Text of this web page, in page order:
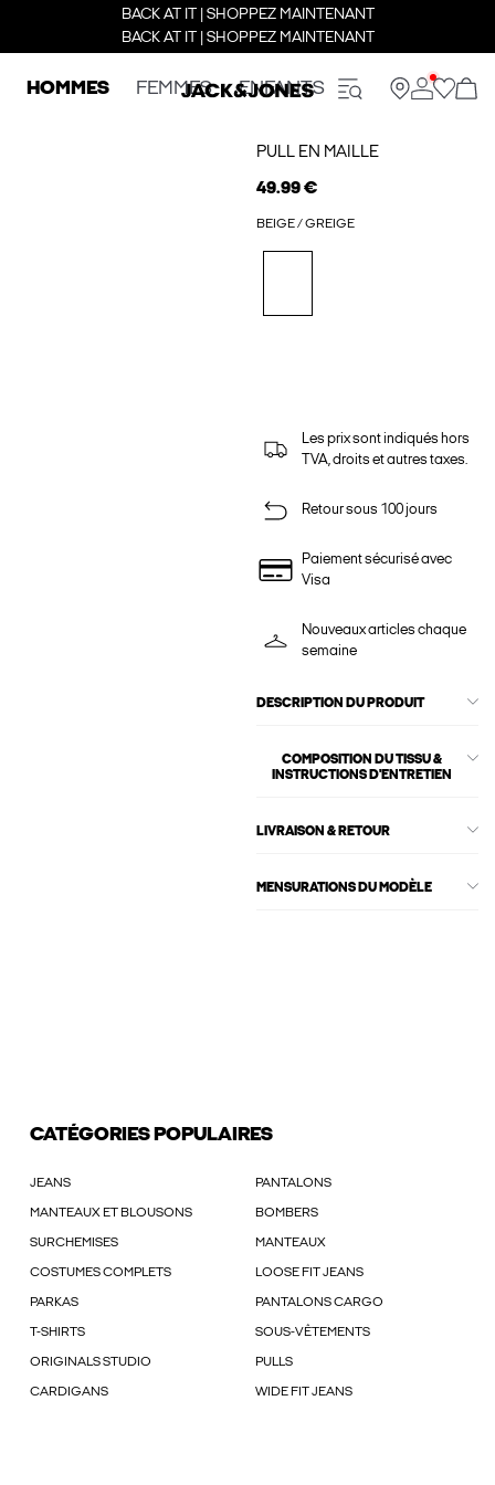
BACK AT IT | SHOPPEZ MAINTENANT
BACK AT IT | SHOPPEZ MAINTENANT
HOMMES FEMMES ENFANTS
PULL EN MAILLE
49.99 €
BEIGE / GREIGE
Les prix sont indiqués hors
TVA, droits et autres taxes.
Retour sous 100 jours
Paiement sécurisé avec
Visa
Nouveaux articles chaque
semaine
DESCRIPTION DU PRODUIT
COMPOSITION DU TISSU &
INSTRUCTIONS D'ENTRETIEN
LIVRAISON & RETOUR
MENSURATIONS DU MODÈLE
CATÉGORIES POPULAIRES
JEANS PANTALONS
MANTEAUX ET BLOUSONS BOMBERS
SURCHEMISES MANTEAUX
COSTUMES COMPLETS LOOSE FIT JEANS
PARKAS PANTALONS CARGO
T-SHIRTS SOUS-VÊTEMENTS
ORIGINALS STUDIO PULLS
CARDIGANS WIDE FIT JEANS